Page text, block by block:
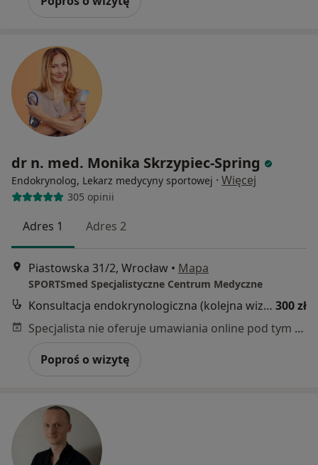
dr n. med. Monika Skrzypiec-Spring
Endokrynolog, Lekarz medycyny sportowej · Więcej
305 opinii
Adres 1 Adres 2
Piastowska 31/2, Wrocław • Mapa
SPORTSmed Specjalistyczne Centrum Medyczne
Konsultacja endokrynologiczna (kolejna wizyta) 300 zł
Specjalista nie oferuje umawiania online pod tym adresem.
Poproś o wizytę